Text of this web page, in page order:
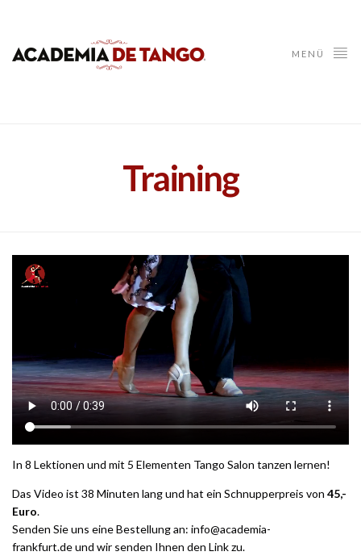
MENÜ
Training
In 8 Lektionen und mit 5 Elementen Tango Salon tanzen lernen!
Das Video ist 38 Minuten lang und hat ein Schnupperpreis von 45,-
Euro.
Senden Sie uns eine Bestellung an: info@academia-
frankfurt.deund wir senden Ihnen den Link zu.